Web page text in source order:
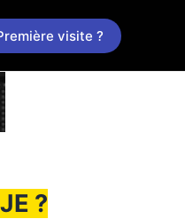
visite ?
?